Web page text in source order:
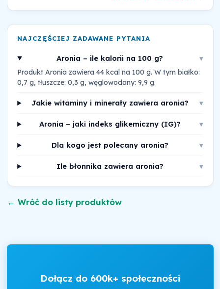
NAJCZĘŚCIEJ ZADAWANE PYTANIA
Aronia – ile kalorii na 100 g? ▾
Produkt Aronia zawiera 44 kcal na 100 g. W tym białko:
0,7 g, tłuszcze: 0,3 g, węglowodany: 9,9 g.
Jakie witaminy i minerały zawiera aronia? ▾
Aronia – jaki indeks glikemiczny (IG)? ▾
Dla kogo jest polecany aronia? ▾
Ile błonnika zawiera aronia? ▾
← Wróć do listy produktów
Dołącz do 600k+ społeczności